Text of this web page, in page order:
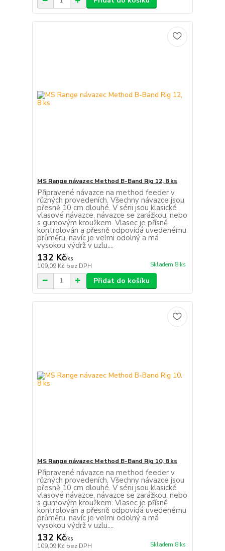
MS Range návazec Method B-Band Rig 12, 8 ks
Připravené návazce na method feeder v
různých provedeních. Všechny návazce jsou
přesně 10 cm dlouhé. V sérii jsou klasické
vlasové návazce, návazce se zarážkou, nebo
s gumovým kroužkem. Vlasec je přísně
kontrolován a přesně odpovídá uvedenému
průměru, navíc je velmi odolný a má
vysokou výdrž v uzlu....
132 Kč/ks
109,09 Kč bez DPH Skladem 8 ks
Přidat do košíku
MS Range návazec Method B-Band Rig 10, 8 ks
Připravené návazce na method feeder v
různých provedeních. Všechny návazce jsou
přesně 10 cm dlouhé. V sérii jsou klasické
vlasové návazce, návazce se zarážkou, nebo
s gumovým kroužkem. Vlasec je přísně
kontrolován a přesně odpovídá uvedenému
průměru, navíc je velmi odolný a má
vysokou výdrž v uzlu....
132 Kč/ks
109,09 Kč bez DPH Skladem 8 ks